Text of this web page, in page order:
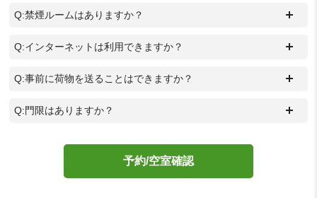
Q:禁煙ルームはありますか？
Q:インターネットは利用できますか？
Q:事前に荷物を送ることはできますか？
Q:門限はありますか？
予約/空室確認